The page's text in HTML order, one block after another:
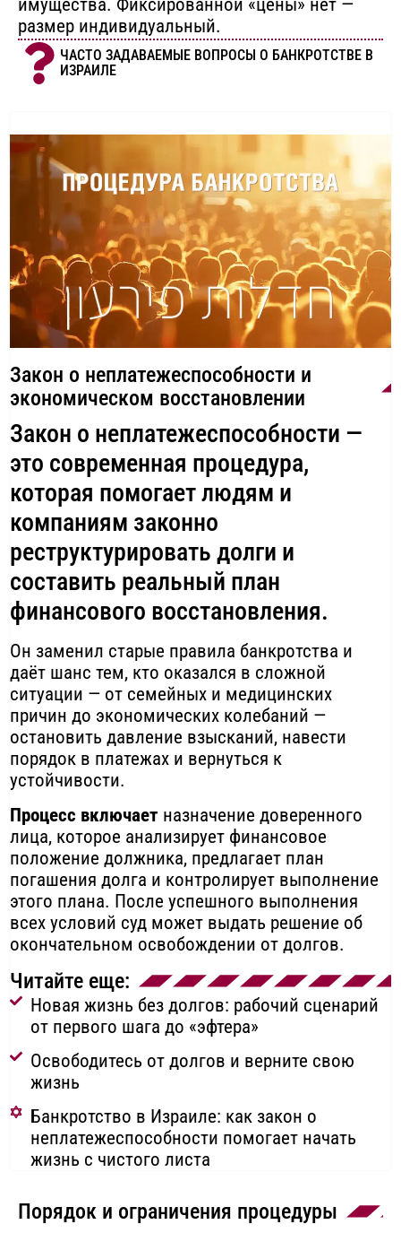
размер индивидуальный.
ЧАСТО ЗАДАВАЕМЫЕ ВОПРОСЫ О БАНКРОТСТВЕ В
ИЗРАИЛЕ
Закон о неплатежеспособности и
экономическом восстановлении
Закон о неплатежеспособности —
это современная процедура,
которая помогает людям и
компаниям законно
реструктурировать долги и
составить реальный план
финансового восстановления.
Он заменил старые правила банкротства и
даёт шанс тем, кто оказался в сложной
ситуации — от семейных и медицинских
причин до экономических колебаний —
остановить давление взысканий, навести
порядок в платежах и вернуться к
устойчивости.
Процесс включает назначение доверенного
лица, которое анализирует финансовое
положение должника, предлагает план
погашения долга и контролирует выполнение
этого плана. После успешного выполнения
всех условий суд может выдать решение об
окончательном освобождении от долгов.
Читайте еще:
Новая жизнь без долгов: рабочий сценарий
от первого шага до «эфтера»
Освободитесь от долгов и верните свою
жизнь
Банкротство в Израиле: как закон о
неплатежеспособности помогает начать
жизнь с чистого листа
Порядок и ограничения процедуры